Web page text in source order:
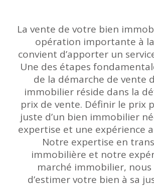
La vente de votre bien
opération importante à
convient d’apporter un
Une des étapes
de la démarche de vente
immobilier réside dans la
prix de vente. Définir le prix
juste d’un bien immobilier
expertise et une expérience
Notre expertise en
immobilière et notre
marché immobilier,
d’estimer votre bien à sa